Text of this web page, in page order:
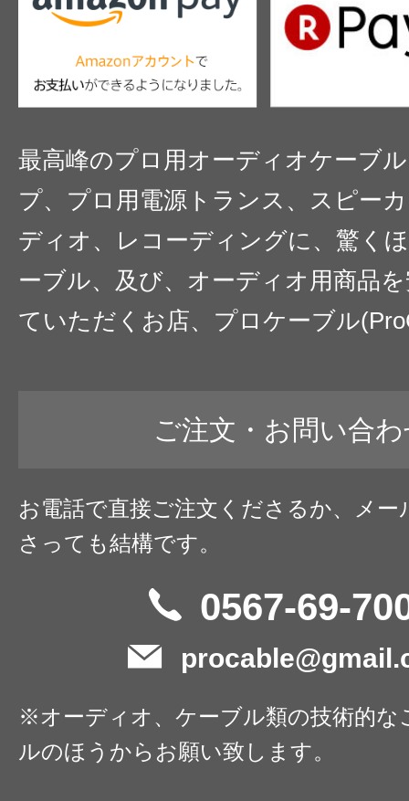
◯◯◯◯
プロケーブル注：）
ホンダが調べたホームページというのが謎で
として、出されているものなので、いづれに
ですが、結果良ければ、全て良しでしょう。
なぜレッドラインかというのは、ロイヤルパ
を出していないからです。それに尽きます。
最高峰のプロ用オーディオケーブ
プ、プロ用電源トランス、スピー
ディオ、レコーディングに、驚く
ーブル、及び、オーディオ用商品
ていただくお店、プロケーブル
ご注文・お問い合
お電話で直接ご注文くださるか、メー
さっても結構です。
0567-69-
※オーディオ、ケーブル類の技術的な
ルのほうからお願い致します。